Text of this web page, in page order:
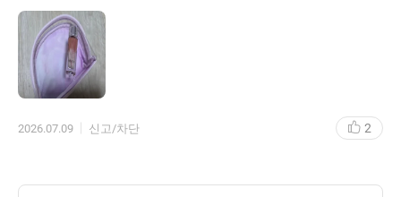
2026.07.09 신고/차단 2